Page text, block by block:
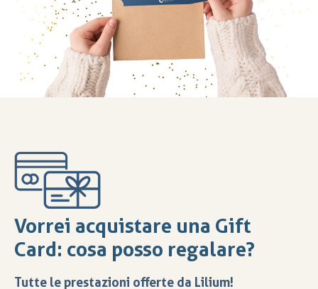
Vorrei acquistare una Gift
Card: cosa posso regalare?
Tutte le prestazioni offerte da Lilium!